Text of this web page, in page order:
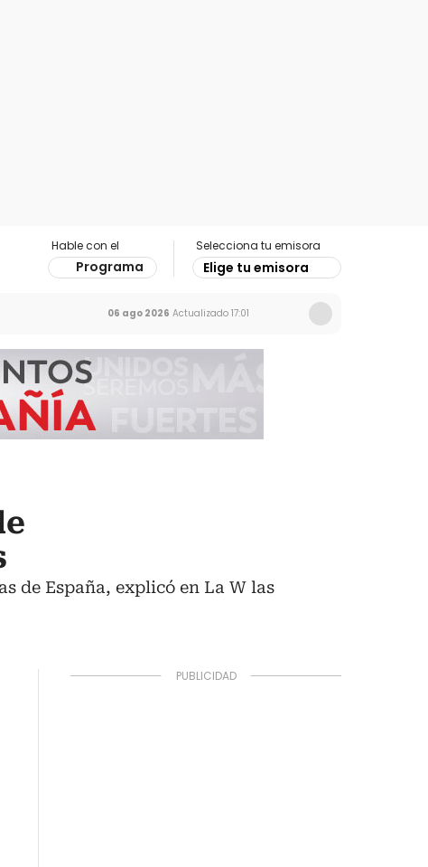
Hable con el
Programa
Selecciona tu emisora
Elige tu emisora
06 ago 2026 Actualizado 17:01
de España, explicó en La W las